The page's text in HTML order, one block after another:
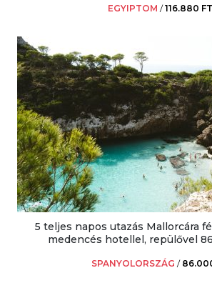
EGYIPTOM /116.880 FT
5 teljes napos utazás Mallorcára
medencés hotellel, repülővel
SPANYOLORSZÁG /